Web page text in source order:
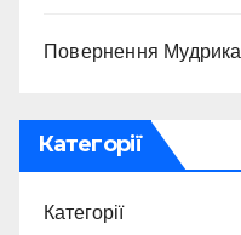
Повернення Мудрика
Категорії
Категорії